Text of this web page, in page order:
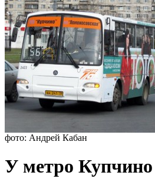
фото: Андрей Кабан
У метро